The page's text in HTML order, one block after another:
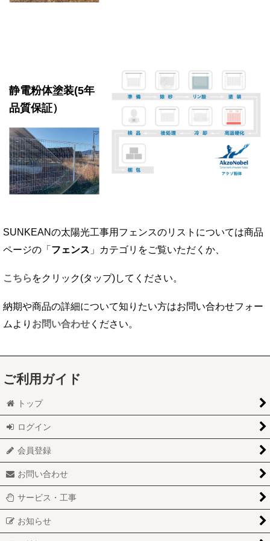
静電粉体塗装(5年
品質保証）
SUNKEANの太陽光工事用フェンスのリストについては商品
ページの「 フェンス 」カテゴリをご覧いただくか、
こちら をクリック(タップ)してください。
納期や商品の詳細について知りたい方はお問い合わせフォー
ムより お問い合わせ ください。
ご利用ガイド
トップ
ログイン
会員登録
お問い合わせ
サービス・工事
お知らせ